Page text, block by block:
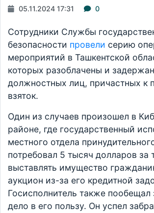
05.11.2024 17:31 0
Сотрудники Службы
безопасности провели серию
мероприятий в Ташкентской
которых разоблачены и
должностных лиц, причастных к
взяток.
Один из случаев произошел в
районе, где государственный
местного отдела
потребовал 5 тысяч долларов за
выставлять имущество
аукцион из-за его кредитной
Госисполнитель также пообещал
дело в его пользу. Он успел